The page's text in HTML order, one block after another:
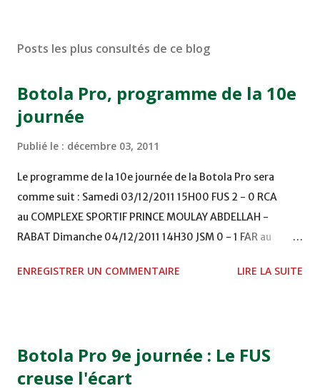
Posts les plus consultés de ce blog
Botola Pro, programme de la 10e
journée
Publié le : décembre 03, 2011
Le programme de la 10e journée de la Botola Pro sera
comme suit : Samedi 03/12/2011 15H00 FUS 2 - 0 RCA
au COMPLEXE SPORTIF PRINCE MOULAY ABDELLAH -
RABAT Dimanche 04/12/2011 14H30 JSM 0 - 1 FAR au
TERRAIN EL ABDI - EL JADIDA 16h30 OCK 0 - 1 HUSA
Mardi 06/12/2011 15H00 WAF - OCS au COMPLEXE SPORTIF
DE FES - FES WAC - MAS Reporté pour cause de finale de la
ENREGISTRER UN COMMENTAIRE LIRE LA SUITE
Botola Pro 9e journée : Le FUS
creuse l'écart